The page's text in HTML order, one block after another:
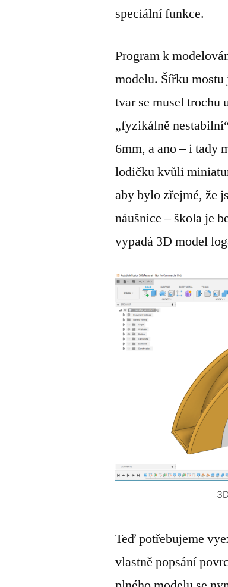
speciální funkce.
Program k
modelu. Šířku
tvar se musel trochu
„fyzikálně
6mm, a ano – i tady
lodičku kvůli
aby bylo zřejmé, že
náušnice – škola je
vypadá 3D model
Teď potřebujeme
vlastně popsání